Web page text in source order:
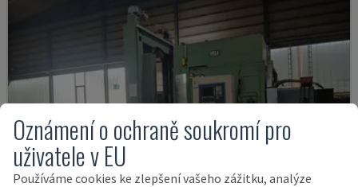
Oznámení o ochraně soukromí pro
uživatele v EU
Používáme cookies ke zlepšení vašeho zážitku, analýze